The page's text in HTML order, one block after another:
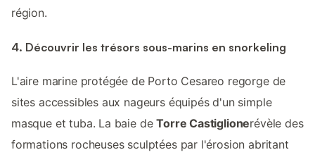
région.
4. Découvrir les trésors sous-marins en snorkeling
L'aire marine protégée de Porto Cesareo regorge de
sites accessibles aux nageurs équipés d'un simple
masque et tuba. La baie deTorre Castiglionerévèle des
formations rocheuses sculptées par l'érosion abritant